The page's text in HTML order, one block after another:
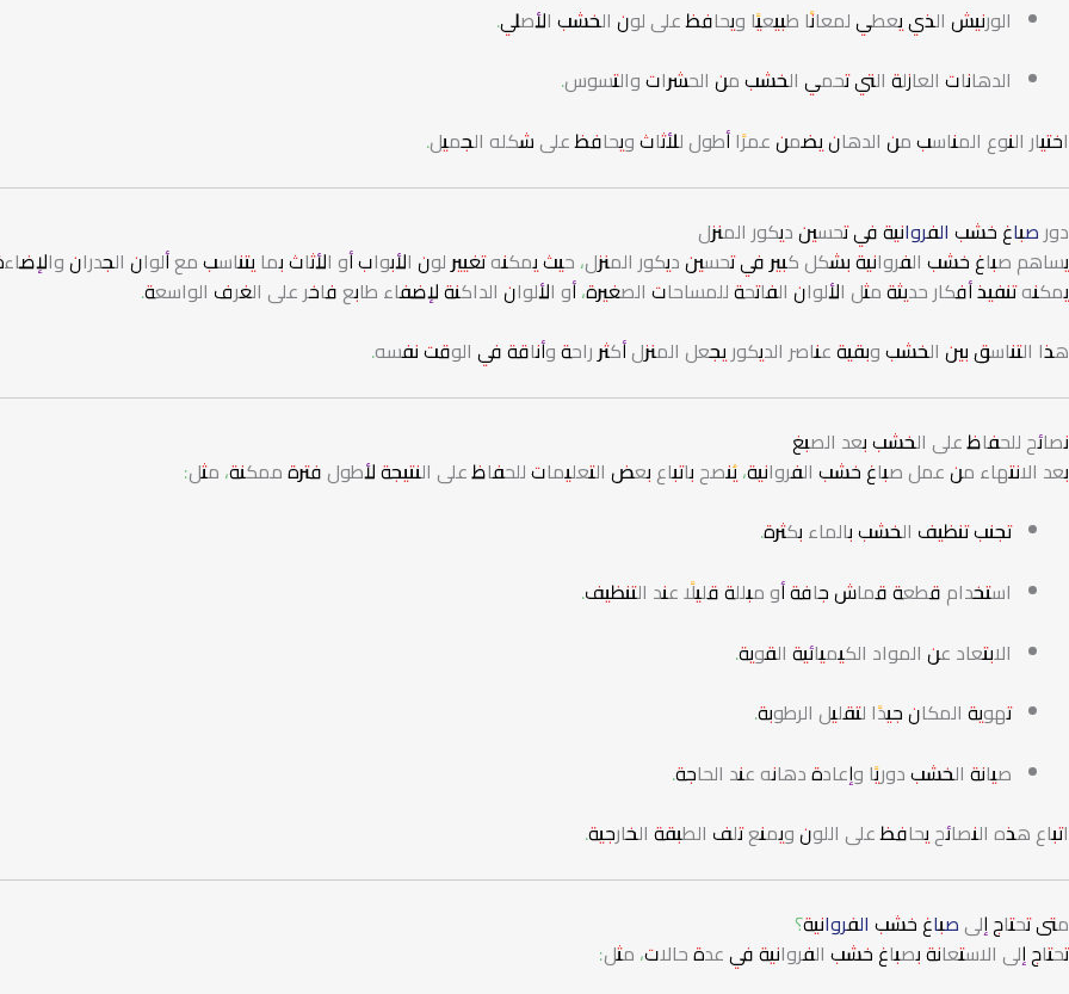
الورنيش الذي يعطي لمعانًا طبيعيًا ويحافظ على لون الخشب الأصلي.
الدهانات العازلة التي تحمي الخشب من الحشرات والتسوس.
اختيار النوع المناسب من الدهان يضمن عمرًا أطول للأثاث ويحافظ على شكله الجميل.
دور صباغ خشب الفروانيةفي تحسين ديكور المنزل
يساهم صباغ خشب الفروانية بشكل كبير في تحسين ديكور المنزل، حيث يمكنه تغيير لون الأبواب أو الأثاث بما يتناسب مع ألوان الجدران
يمكنه تنفيذ أفكار حديثة مثل الألوان الفاتحة للمساحات الصغيرة، أو الألوان الداكنة لإضفاء طابع فاخر على الغرف الواسعة.
هذا التناسق بين الخشب وبقية عناصر الديكور يجعل المنزل أكثر راحة وأناقة في الوقت نفسه.
نصائح للحفاظ على الخشب بعد الصبغ
بعد الانتهاء من عمل صباغ خشب الفروانية، يُنصح باتباع بعض التعليمات للحفاظ على النتيجة لأطول فترة ممكنة، مثل:
تجنب تنظيف الخشب بالماء بكثرة.
استخدام قطعة قماش جافة أو مبللة قليلًا عند التنظيف.
الابتعاد عن المواد الكيميائية القوية.
تهوية المكان جيدًا لتقليل الرطوبة.
صيانة الخشب دوريًا وإعادة دهانه عند الحاجة.
اتباع هذه النصائح يحافظ على اللون ويمنع تلف الطبقة الخارجية.
متى تحتاج إلىصباغ خشب الفروانية؟
تحتاج إلى الاستعانة بصباغ خشب الفروانية في عدة حالات، مثل: